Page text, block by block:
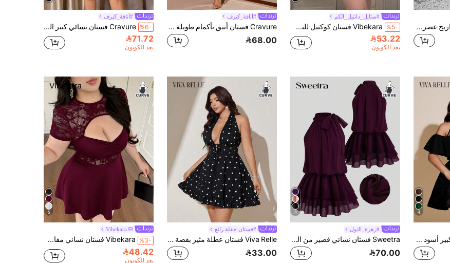
Viva Relle فستان حفلة تاريخ عصري للمرأة ذات الحجم الكبير بلون أحادي مجعد الكتف
#ستايل_دانتيل_الكم
%5- Vibekara فستان كوكتيل للنساء بطول الركبة، أنيق وبتصميم خط A، مصنوع من قماش مطرز بالزهور شفاف وأكمام طويلة، ياقة شيونغسام وأزرار، مناسب للحفلات والعطلات، مقاس كبير
53.22
بعد الكوبون
#أناقة_كيرف
Cravure فستان أنيق بأكمام طويلة وياقة على شكل حرف V وتصميم خط A للنساء ذوات الحجم الكبير، موسم الخريف
68.00
#أناقة_كيرف
%6- Cravure فستان نسائي كبير الحجم بياقة على شكل حرف V مع كشكشة وتطريز دانتيل وفتحات
71.72
بعد الكوبون
4
Viva Relle فستان بحجم كبير أسود جذاب بياقة مستديرة وحزام عاري الكتف مرقع بالترتر والشبك على الخصر
4
#زهرة_التول
Sweetra فستان نسائي قصير من الشيفون بمقاس كبير، مثير وأنيق، برباط وخصر مجعد، فستان للمواعدة، فستان للخروج الليلي، فستان صيفي، ملابس لعطلة الجزيرة، فستان صيفي، فستان لضيفة الزفاف، فستان لعيد الميلاد، ملابس ملهى ليلي مثيرة، فستان قصير بأسلوب بوهيمي
70.00
#فستان حفلة رائع
Viva Relle فستان عطلة مثير بقصة رقبة عميقة على شكل فيونكة وكتف مكشوف وظهر مكشوف للمقاسات الكبيرة
33.00
5
Vibekara
%3- Vibekara فستان نسائي مقاس كبير، أنيق وعصري، مناسب للحفلات والعطلات، مصنوع من الدانتيل والتصميم المنقوش، قصة A-line مع أكمام قصيرة، مفتوح من الخلف، قصة مجعدة وذات فتحة أسفل الصدر، مناسب للربيع والاستخدام اليومي والعودة للمدرسة والأعياد والحفلات وحضور الزفاف والمكتب والأوقات العادية
48.42
بعد الكوبون